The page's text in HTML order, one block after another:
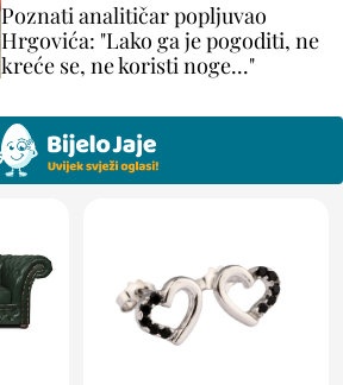
Poznati analitičar popljuvao
Hrgovića: "Lako ga je pogoditi, ne
kreće se, ne koristi noge..."